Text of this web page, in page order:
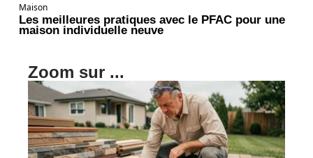
Maison
Les meilleures pratiques avec le PFAC pour une
maison individuelle neuve
Zoom sur ...